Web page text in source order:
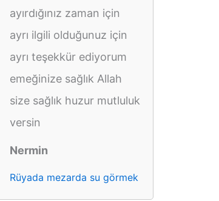
ayırdığınız zaman için
ayrı ilgili olduğunuz için
ayrı teşekkür ediyorum
emeğinize sağlık Allah
size sağlık huzur mutluluk
versin
Nermin
Rüyada mezarda su görmek